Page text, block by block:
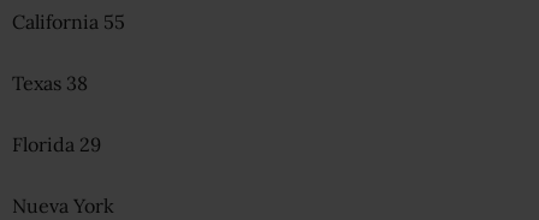
California 55
Texas 38
Florida 29
Nueva York